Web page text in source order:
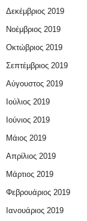
Δεκέμβριος 2019
Νοέμβριος 2019
Οκτώβριος 2019
Σεπτέμβριος 2019
Αύγουστος 2019
Ιούλιος 2019
Ιούνιος 2019
Μάιος 2019
Απρίλιος 2019
Μάρτιος 2019
Φεβρουάριος 2019
Ιανουάριος 2019